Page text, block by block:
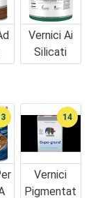
Vernici Ai
Silicati
Vernici
Pigmentat
14